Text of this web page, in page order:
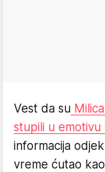
Vest da su
stupili u emotivu
informacija
vreme ćutao